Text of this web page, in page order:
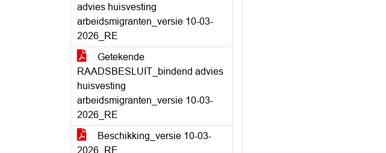
advies huisvesting
arbeidsmigranten_versie 10-03-
2026_RE
Getekende
RAADSBESLUIT_bindend advies
huisvesting
arbeidsmigranten_versie 10-03-
2026_RE
Beschikking_versie 10-03-
2026_RE